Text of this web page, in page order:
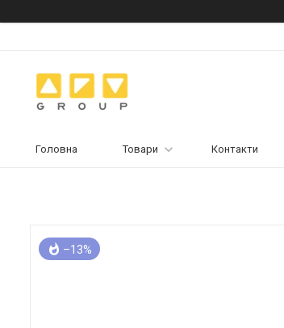
Головна Товари Контакти
–13%